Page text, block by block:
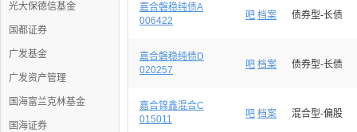
光大保德信基金
国都证券
广发基金
广发资产管理
国海富兰克林基金
国海证券
嘉合磐稳纯债A
006422
吧 档案 债券型-长债
嘉合磐稳纯债D
020257
吧 档案 债券型-长债
嘉合锦鑫混合C
015011
吧 档案 混合型-偏股